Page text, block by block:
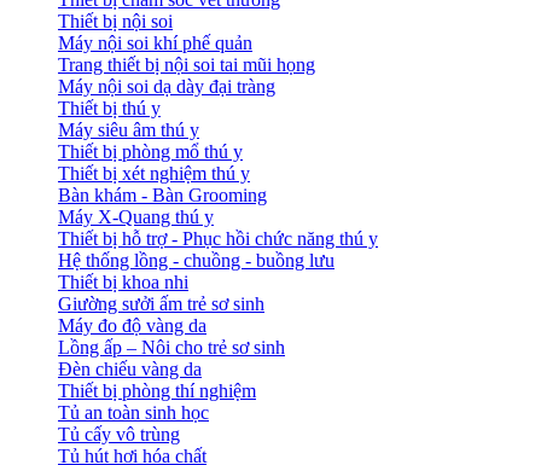
Thiết bị nội soi
Máy nội soi khí phế quản
Trang thiết bị nội soi tai mũi họng
Máy nội soi dạ dày đại tràng
Thiết bị thú y
Máy siêu âm thú y
Thiết bị phòng mổ thú y
Thiết bị xét nghiệm thú y
Bàn khám - Bàn Grooming
Máy X-Quang thú y
Thiết bị hỗ trợ - Phục hồi chức năng thú y
Hệ thống lồng - chuồng - buồng lưu
Thiết bị khoa nhi
Giường sưởi ấm trẻ sơ sinh
Máy đo độ vàng da
Lồng ấp – Nôi cho trẻ sơ sinh
Đèn chiếu vàng da
Thiết bị phòng thí nghiệm
Tủ an toàn sinh học
Tủ cấy vô trùng
Tủ hút hơi hóa chất